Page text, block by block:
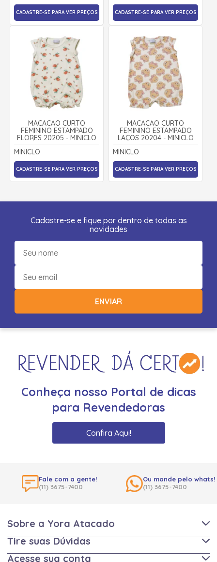
CADASTRE-SE PARA VER PREÇOS CADASTRE-SE PARA VER PREÇOS
MACACÃO CURTO
FEMININO ESTAMPADO
FLORES 20205 - MINICLO
MINICLO
CADASTRE-SE PARA VER PREÇOS
MACACÃO CURTO
FEMININO ESTAMPADO
LAÇOS 20204 - MINICLO
MINICLO
CADASTRE-SE PARA VER PREÇOS
Cadastre-se e fique por dentro de todas as
novidades
ENVIAR
Conheça nosso Portal de dicas
para Revendedoras
Confira Aqui!
Fale com a gente!
(11) 3675-7400
Ou mande pelo whats!
(11) 3675-7400
Sobre a Yora Atacado
Tire suas Dúvidas
Acesse sua conta